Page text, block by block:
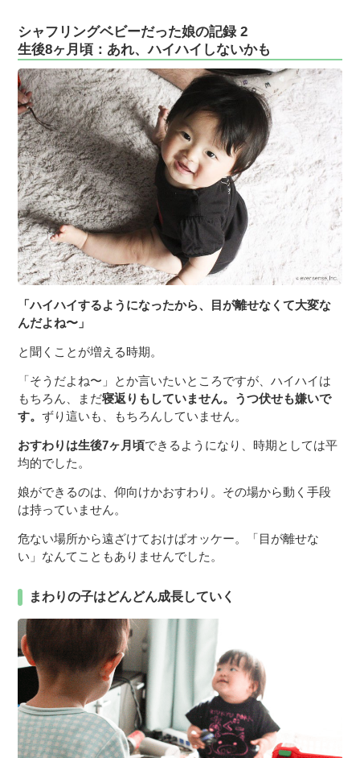
シャフリングベビーだった娘の記録 2
生後8ヶ月頃：あれ、ハイハイしないかも
「ハイハイするようになったから、目が離せなくて大変な
んだよね〜」
と聞くことが増える時期。
「そうだよね〜」とか言いたいところですが、ハイハイは
もちろん、まだ寝返りもしていません。うつ伏せも嫌いで
す。ずり這いも、もちろんしていません。
おすわりは生後7ヶ月頃できるようになり、時期としては平
均的でした。
娘ができるのは、仰向けかおすわり。その場から動く手段
は持っていません。
危ない場所から遠ざけておけばオッケー。「目が離せな
い」なんてこともありませんでした。
まわりの子はどんどん成長していく